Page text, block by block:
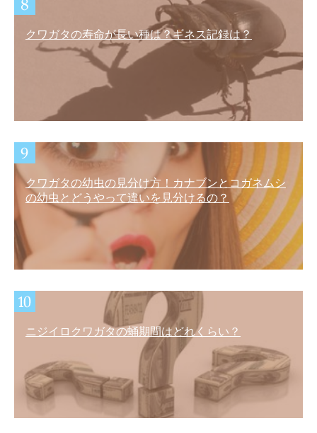
クワガタの寿命が長い種は？ギネス記録は？
クワガタの幼虫の見分け方！カナブンとコガネムシ
の幼虫とどうやって違いを見分けるの？
ニジイロクワガタの蛹期間はどれくらい？